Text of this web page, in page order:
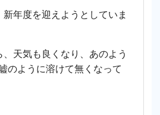
年度を迎えようとしていま
天気も良くなり、あのよう
のように溶けて無くなって